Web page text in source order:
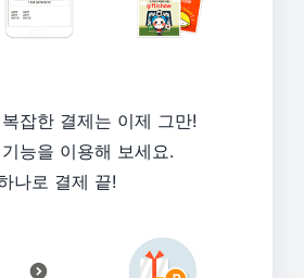
잡한 결제는 이제 그만!
능을 이용해 보세요.
나로 결제 끝!